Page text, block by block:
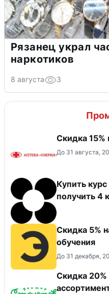
Рязанец украл
наркотиков
8 августа 3
Скидка 15%
До 31 августа,
Купить
получить 4
Скидка 5%
обучения
До 31 декабря,
Скидка